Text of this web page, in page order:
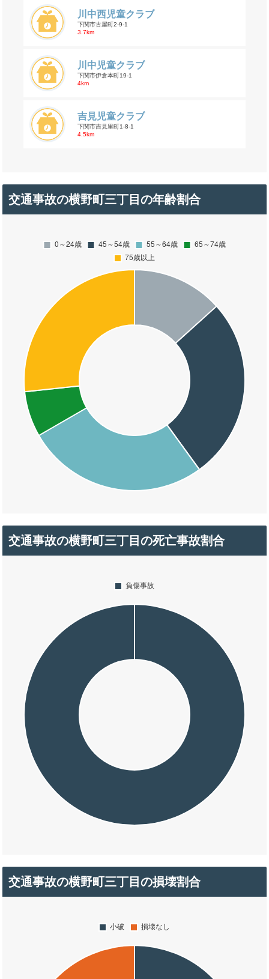
川中西児童クラブ
下関市古屋町2-9-1
3.7km
川中児童クラブ
下関市伊倉本町19-1
4km
吉見児童クラブ
下関市吉見里町1-8-1
4.5km
交通事故の横野町三丁目の年齢割合
交通事故の横野町三丁目の死亡事故割合
交通事故の横野町三丁目の損壊割合